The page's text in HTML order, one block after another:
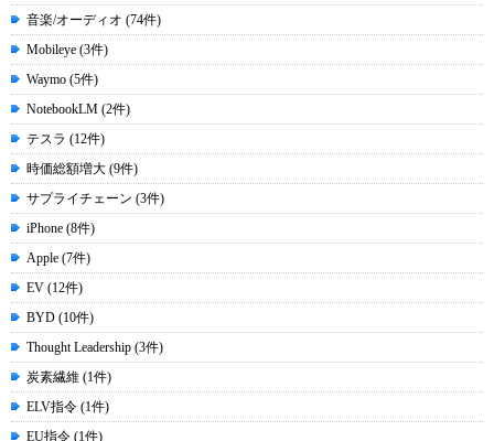
音楽/オーディオ (74件)
Mobileye (3件)
Waymo (5件)
NotebookLM (2件)
テスラ (12件)
時価総額増大 (9件)
サプライチェーン (3件)
iPhone (8件)
Apple (7件)
EV (12件)
BYD (10件)
Thought Leadership (3件)
炭素繊維 (1件)
ELV指令 (1件)
EU指令 (1件)